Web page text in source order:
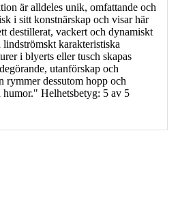
är alldeles unik, omfattande och
i sitt konstnärskap och visar här
destillerat, vackert och dynamiskt
karakteristiska
i blyerts eller tusch skapas
utanförskap och
rymmer dessutom hopp och
Helhetsbetyg: 5 av 5